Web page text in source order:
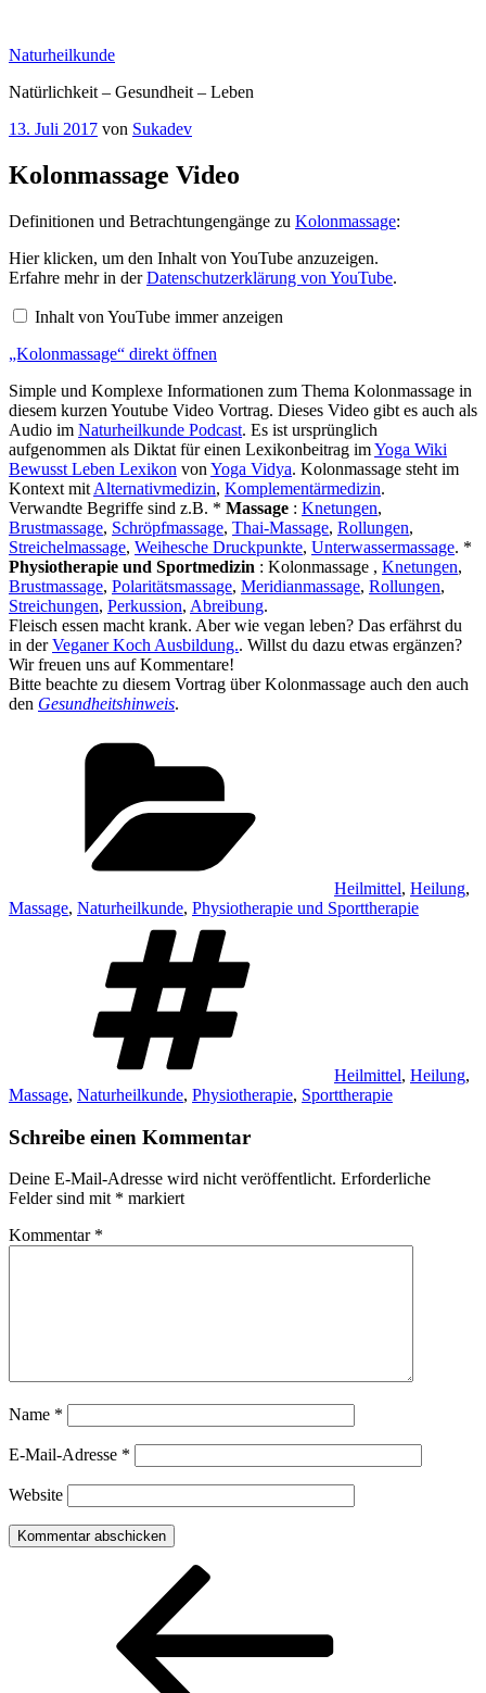
springen
Naturheilkunde
Natürlichkeit – Gesundheit – Leben
Veröffentlicht
13. Juli 2017 von Sukadev
Kolonmassage Video
Definitionen und Betrachtungengänge zu Kolonmassage:
„Kolonmassage“
von
YouTube
Hier klicken, um den Inhalt von YouTube anzuzeigen.
Erfahre mehr in derDatenschutzerklärung von YouTube.
Inhalt von YouTube immer anzeigen
„Kolonmassage“ direkt öffnen
Simple und Komplexe Informationen zum Thema Kolonmassage in
diesem kurzen Youtube Video Vortrag. Dieses Video gibt es auch als
Audio im Naturheilkunde Podcast. Es ist ursprünglich
aufgenommen als Diktat für einen Lexikonbeitrag imYoga Wiki
Bewusst Leben Lexikon von Yoga Vidya. Kolonmassage steht im
Kontext mit Alternativmedizin, Komplementärmedizin.
Verwandte Begriffe sind z.B. * Massage : Knetungen,
Brustmassage, Schröpfmassage, Thai-Massage, Rollungen,
Streichelmassage, Weihesche Druckpunkte, Unterwassermassage. *
Physiotherapie und Sportmedizin : Kolonmassage , Knetungen,
Brustmassage, Polaritätsmassage, Meridianmassage, Rollungen,
Streichungen, Perkussion, Abreibung.
Fleisch essen macht krank. Aber wie vegan leben? Das erfährst du
in derVeganer Koch Ausbildung.. Willst du dazu etwas ergänzen?
Wir freuen uns auf Kommentare!
Bitte beachte zu diesem Vortrag über Kolonmassage auch den auch
den Gesundheitshinweis.
Heilmittel, Heilung,
Massage, Naturheilkunde, Physiotherapie und Sporttherapie
Heilmittel, Heilung,
Massage, Naturheilkunde, Physiotherapie, Sporttherapie
Schreibe einen Kommentar
Deine E-Mail-Adresse wird nicht veröffentlicht. Erforderliche
Felder sind mit * markiert
Kommentar *
Name *
E-Mail-Adresse *
Website
Beitragsnavigation